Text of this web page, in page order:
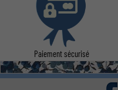
Paiement sécurisé